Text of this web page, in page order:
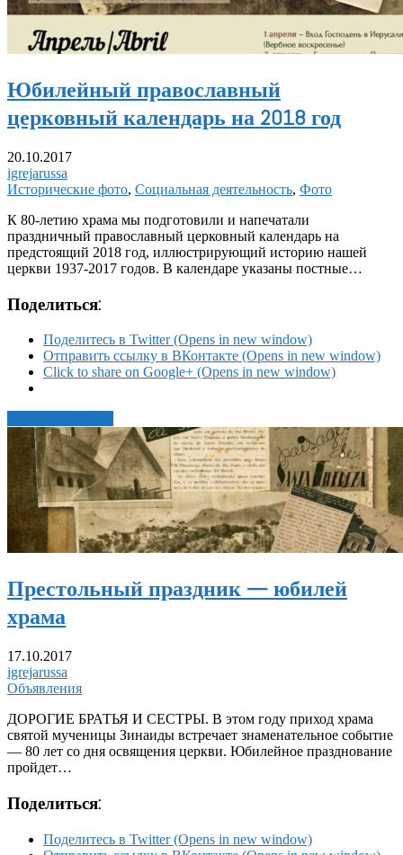
Юбилейный православный
церковный календарь на 2018 год
20.10.2017
igrejarussa
Исторические фото, Социальная деятельность, Фото
К 80-летию храма мы подготовили и напечатали
праздничный православный церковный календарь на
предстоящий 2018 год, иллюстрирующий историю нашей
церкви 1937-2017 годов. В календаре указаны постные…
Поделиться:
Поделитесь в Twitter (Opens in new window)
Отправить ссылку в ВКонтакте (Opens in new window)
Click to share on Google+ (Opens in new window)
Престольный праздник — юбилей
храма
17.10.2017
igrejarussa
Объявления
ДОРОГИЕ БРАТЬЯ И СЕСТРЫ. В этом году приход храма
святой мученицы Зинаиды встречает знаменательное событие
— 80 лет со дня освящения церкви. Юбилейное празднование
пройдет…
Поделиться:
Поделитесь в Twitter (Opens in new window)